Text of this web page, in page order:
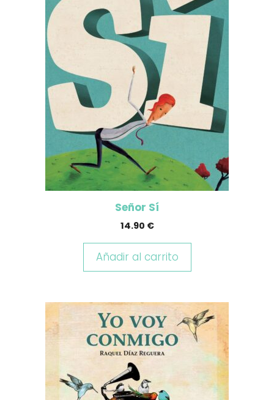
Señor Sí
14.90 €
Añadir al carrito